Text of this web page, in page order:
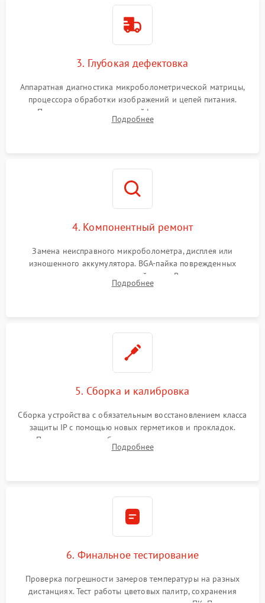
3. Глубокая дефектовка
Аппаратная диагностика микроболометрической матрицы,
процессора обработки изображений и цепей питания.
Проверка целостности шлейфов, модуля памяти и
интерфейсов связи. Выявление сгоревших SMD-компонентов
Подробнее
4. Компонентный ремонт
Замена неисправного микроболометра, дисплея или
изношенного аккумулятора. BGA-пайка поврежденных
контроллеров на материнской плате. Восстановление
разъемов и кнопок, замена поврежденных элементов
Подробнее
5. Сборка и калибровка
Сборка устройства с обязательным восстановлением класса
защиты IP с помощью новых герметиков и прокладок.
Программная калибровка матрицы по эталонному
абсолютно черному телу для точного измерения температур.
Подробнее
6. Финальное тестирование
Проверка погрешности замеров температуры на разных
дистанциях. Тест работы цветовых палитр, сохранения